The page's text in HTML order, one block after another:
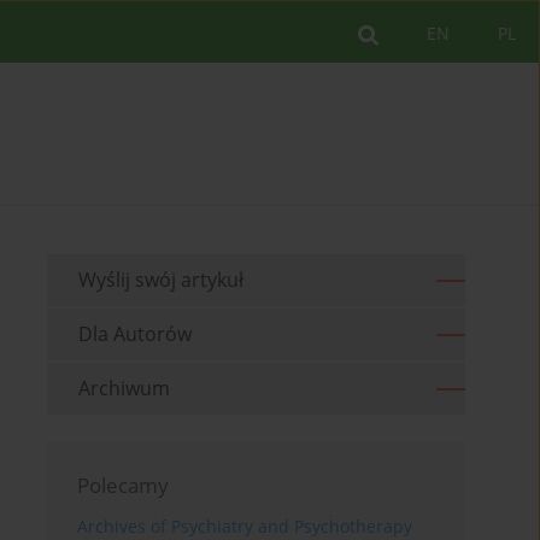
PL
EN
Wyślij swój artykuł
Dla Autorów
Archiwum
Polecamy
Archives of Psychiatry and Psychotherapy